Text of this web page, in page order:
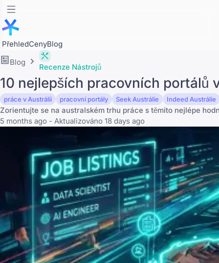
PřehledCenyBlog
Blog
Recenze Nástrojů
10 nejlepších pracovních portálů
práce v Austrálii pracovní portály Seek Austrálie Indeed Austrálie
Zorientujte se na australském trhu práce s těmito nejlépe
5 months ago - Aktualizováno 18 days ago